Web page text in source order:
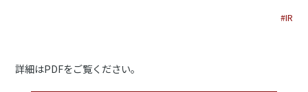
#IR
詳細はPDFをご覧ください。